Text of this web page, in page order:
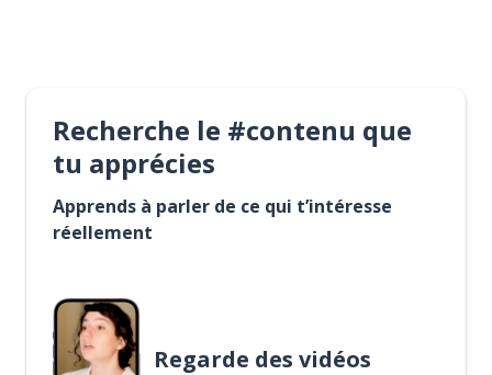
Recherche le #contenu que
tu apprécies
Apprends à parler de ce qui t’intéresse
réellement
Regarde des vidéos